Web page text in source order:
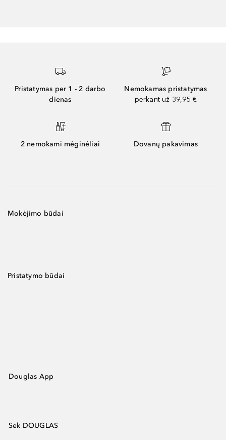
Pristatymas per 1 - 2 darbo
dienas
Nemokamas pristatymas
perkant už 39,95 €
2 nemokami mėginėliai Dovanų pakavimas
Mokėjimo būdai
Pristatymo būdai
Douglas App
Sek DOUGLAS